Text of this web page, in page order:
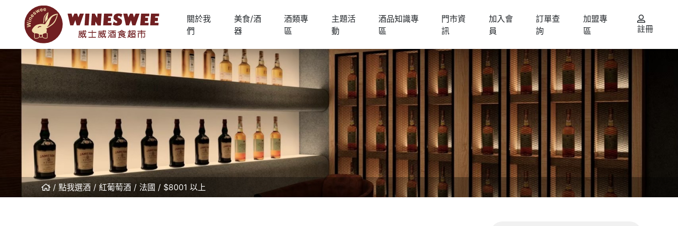
關於我
們
美食/酒
器
酒類專
區
主題活
動
酒品知識專
區
門市資
訊
加入會
員
訂單查
詢
加盟專
區
註冊
點我選酒 紅葡萄酒 法國 $8001 以上